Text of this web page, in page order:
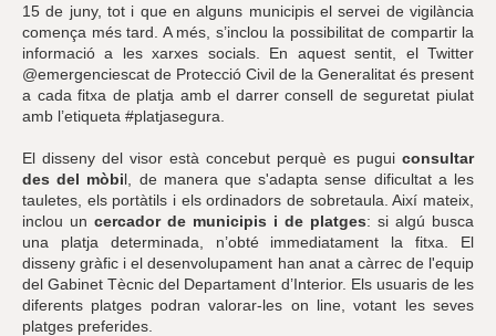
15 de juny, tot i que en alguns municipis el servei de vigilància
comença més tard. A més, s’inclou la possibilitat de compartir la
informació a les xarxes socials. En aquest sentit, el Twitter
@emergenciescat de Protecció Civil de la Generalitat és present
a cada fitxa de platja amb el darrer consell de seguretat piulat
amb l’etiqueta #platjasegura.
El disseny del visor està concebut perquè es pugui consultar
des del mòbil, de manera que s'adapta sense dificultat a les
tauletes, els portàtils i els ordinadors de sobretaula. Així mateix,
inclou un cercador de municipis i de platges: si algú busca
una platja determinada, n’obté immediatament la fitxa. El
disseny gràfic i el desenvolupament han anat a càrrec de l'equip
del Gabinet Tècnic del Departament d’Interior. Els usuaris de les
diferents platges podran valorar-les on line, votant les seves
platges preferides.